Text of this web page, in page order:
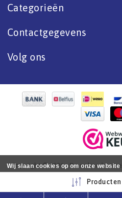
Categorieën
Contactgegevens
Volg ons
Copyright © 2026 - De online
tot aflak. - All rights reserved -
Wij slaan cookies op om onze
Nee